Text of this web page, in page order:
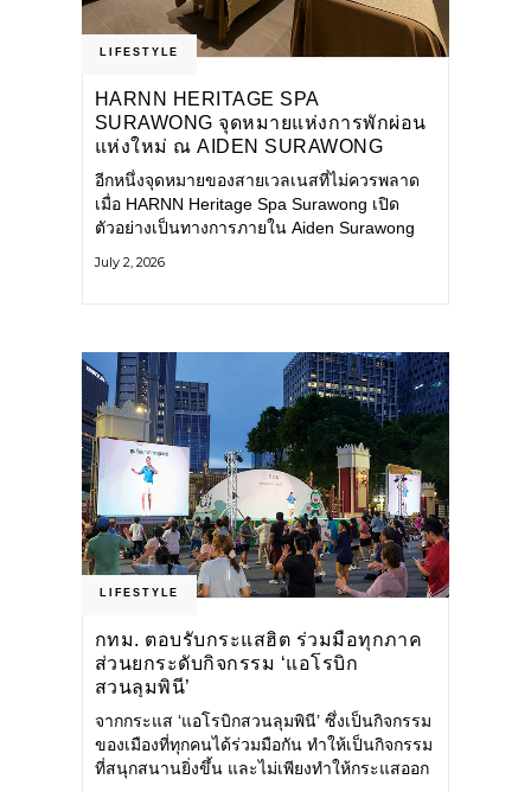
LIFESTYLE
HARNN HERITAGE SPA
SURAWONG จุดหมายแห่งการพักผ่อน
แห่งใหม่ ณ AIDEN SURAWONG
BANGKOK
อีกหนึ่งจุดหมายของสายเวลเนสที่ไม่ควรพลาด
เมื่อ HARNN Heritage Spa Surawong เปิด
ตัวอย่างเป็นทางการภายใน Aiden Surawong
ของเมืองใหญ่ มาสัมผัสประสบการณ์การพักผ่อน
July 2, 2026
LIFESTYLE
กทม. ตอบรับกระแสฮิต ร่วมมือทุกภาค
ส่วนยกระดับกิจกรรม ‘แอโรบิก
สวนลุมพินี’
จากกระแส ‘แอโรบิกสวนลุมพินี’ ซึ่งเป็นกิจกรรม
ของเมืองที่ทุกคนได้ร่วมมือกัน ทำให้เป็นกิจกรรม
ที่สนุกสนานยิ่งขึ้น และไม่เพียงทำให้กระแสออก